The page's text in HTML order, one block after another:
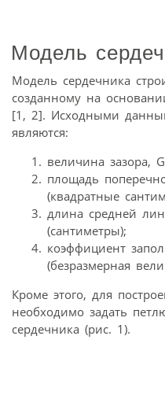
Модель
Модель сердечника
созданному на
[1, 2]. Исходными
являются:
величина зазора,
площадь
(квадратные
длина средней
(сантиметры);
коэффициент
(безразмерная
Кроме этого, для
необходимо задать
сердечника (рис. 1).